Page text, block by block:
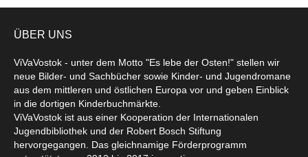
ÜBER UNS
ViVaVostok - unter dem Motto "Es lebe der Osten!" stellen wir
neue Bilder- und Sachbücher sowie Kinder- und Jugendromane
aus dem mittleren und östlichen Europa vor und geben Einblick
in die dortigen Kinderbuchmärkte.
ViVaVostok ist aus einer Kooperation der Internationalen
Jugendbibliothek und der Robert Bosch Stiftung
hervorgegangen. Das gleichnamige Förderprogramm